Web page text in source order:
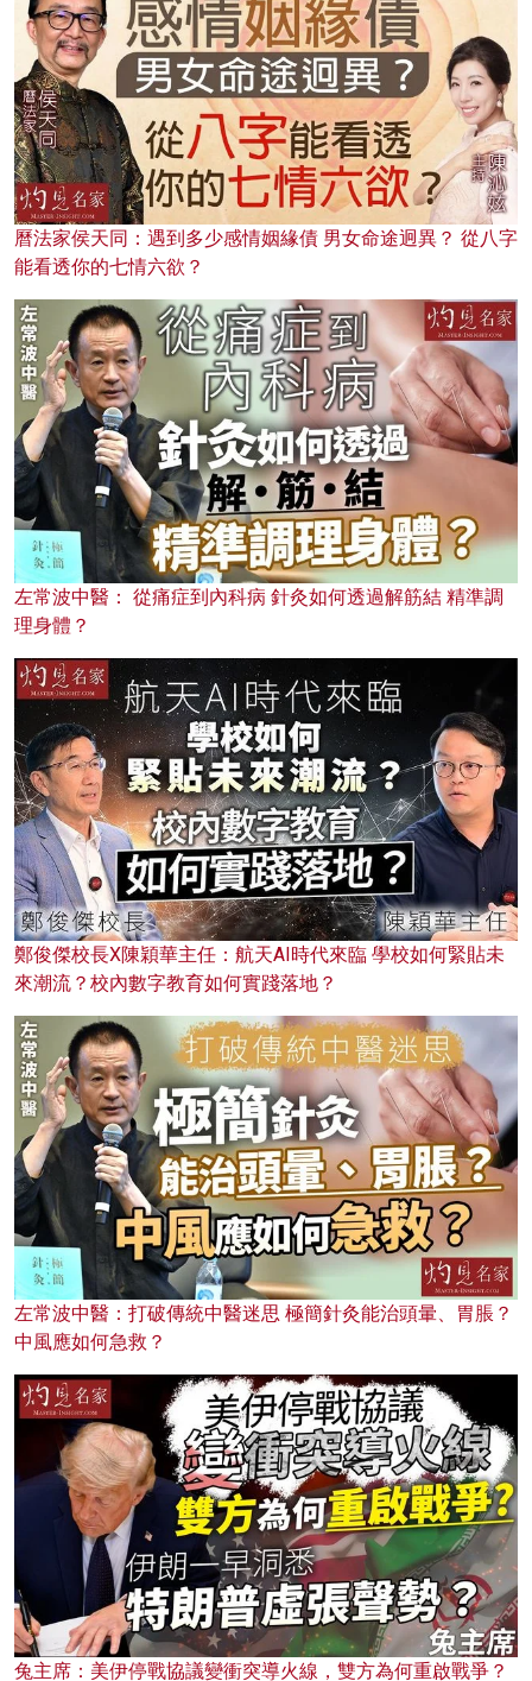
曆法家侯天同：遇到多少感情姻緣債 男女命途迥異？ 從八字
能看透你的七情六欲？
左常波中醫： 從痛症到內科病 針灸如何透過解筋結 精準調
理身體？
鄭俊傑校長X陳穎華主任：航天AI時代來臨 學校如何緊貼未
來潮流？校內數字教育如何實踐落地？
左常波中醫：打破傳統中醫迷思 極簡針灸能治頭暈、胃脹？
中風應如何急救？
兔主席：美伊停戰協議變衝突導火線，雙方為何重啟戰爭？